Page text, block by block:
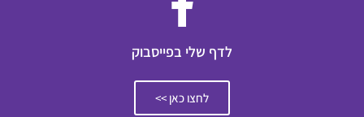
לדף שלי בפייסבוק
לחצו כאן >>